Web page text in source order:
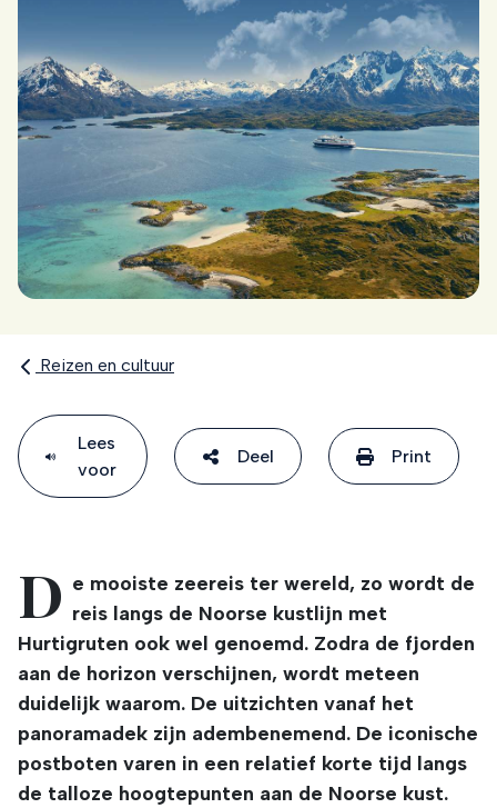
Reizen en cultuur
Lees
voor
Deel Print
D e mooiste zeereis ter wereld, zo wordt de
reis langs de Noorse kustlijn met
Hurtigruten ook wel genoemd. Zodra de fjorden
aan de horizon verschijnen, wordt meteen
duidelijk waarom. De uitzichten vanaf het
panoramadek zijn adembenemend. De iconische
postboten varen in een relatief korte tijd langs
de talloze hoogtepunten aan de Noorse kust.